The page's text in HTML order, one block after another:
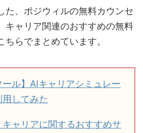
た、ポジウィルの無料カウンセ
キャリア関連のおすすめの無料
らでまとめています。
ール】AIキャリアシミュレー
してみた
キャリアに関するおすすめサ